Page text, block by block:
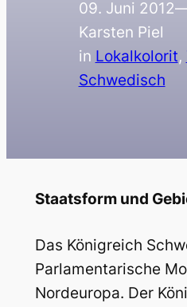
09. Juni 2012
Karsten Piel
in Lokalkolorit,
Schwedisch
Staatsform und
Das Königreich
Parlamentarische
Nordeuropa. Der